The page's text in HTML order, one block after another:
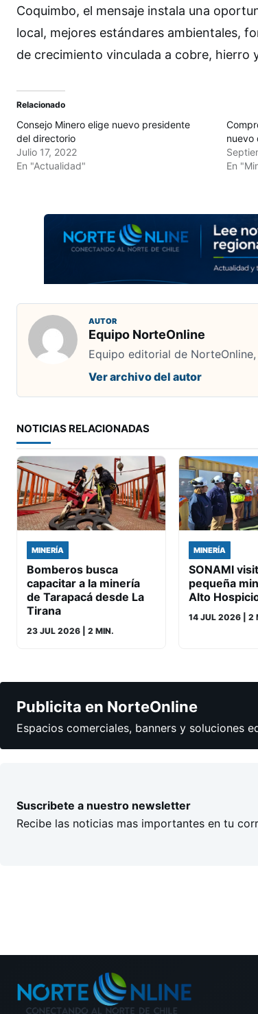
Coquimbo, el mensaje instala una
local, mejores estándares ambientales,
de crecimiento vinculada a cobre, hierro
Relacionado
Consejo Minero elige nuevo presidente
del directorio
Julio 17, 2022
En "Actualidad"
nuevo
En
AUTOR
Equipo NorteOnline
Equipo editorial de
Ver archivo del autor
NOTICIAS RELACIONADAS
MINERÍA
Bomberos busca
capacitar a la minería
de Tarapacá desde La
Tirana
23 JUL 2026 | 2 MIN.
MINERÍA
SONAMI
pequeña
Alto
14 JUL 2026 | 2
Publicita en NorteOnline
Espacios comerciales, banners y soluciones
Suscribete a nuestro newsletter
Recibe las noticias mas importantes en tu